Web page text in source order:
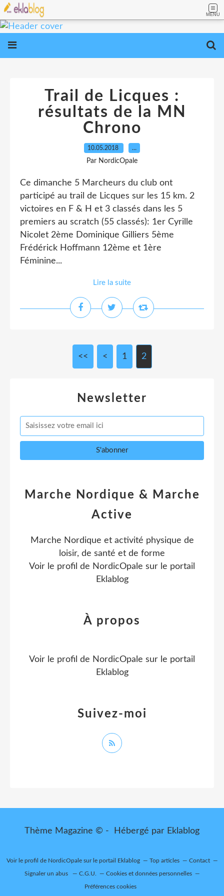
MENU
Trail de Licques :
résultats de la MN
Chrono
10.05.2018 …
Par NordicOpale
Ce dimanche 5 Marcheurs du club ont
participé au trail de Licques sur les 15 km. 2
victoires en F & H et 3 classés dans les 5
premiers au scratch (55 classés): 1er Cyrille
Nicolet 2ème Dominique Gilliers 5ème
Frédérick Hoffmann 12ème et 1ère
Féminine...
Lire la suite
<< < 1 2
Newsletter
Marche Nordique & Marche
Active
Marche Nordique et activité physique de
loisir, de santé et de forme
Voir le profil de NordicOpale sur le portail
Eklablog
Suivez-moi
À propos
Voir le profil de NordicOpale sur le portail
Eklablog
Thème Magazine © - Hébergé par Eklablog
Voir le profil de NordicOpalesur le portail Eklablog Top articles Contact
Signaler un abus C.G.U. Cookies et données personnelles
Préférences cookies